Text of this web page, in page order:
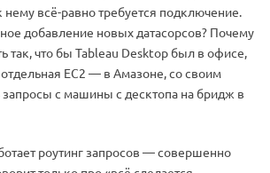
всё-равно требуется подключение.
добавление новых датасорсов? Почему
так, что бы Tableau Desktop был в офисе,
ЕС2 — в Амазоне, со своим
с машины с десктопа на бридж в
роутинг запросов — совершенно